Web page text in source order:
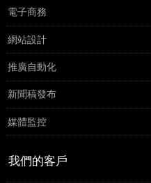
電子商務
網站設計
推廣自動化
新聞稿發布
媒體監控
我們的客戶